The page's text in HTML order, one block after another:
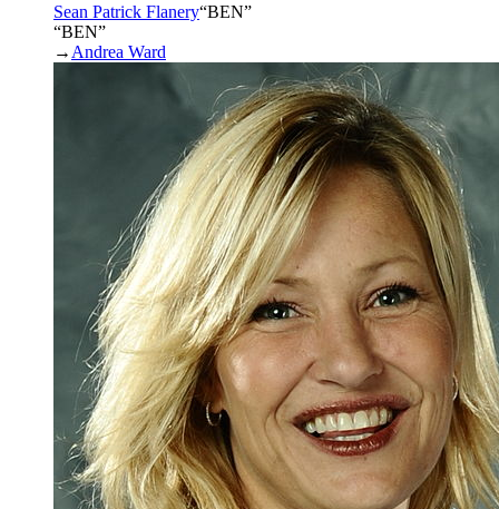
Sean Patrick Flanery“BEN”
“BEN”
→ Andrea Ward